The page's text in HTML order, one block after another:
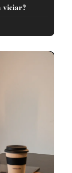
viciar?